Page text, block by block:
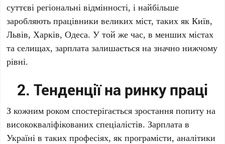
суттєві регіональні відмінності, і найбільше
заробляють працівники великих міст, таких як Київ,
Львів, Харків, Одеса. У той же час, в менших містах
та селищах, зарплата залишається на значно нижчому
рівні.
2. Тенденції на ринку праці
З кожним роком спостерігається зростання попиту на
висококваліфікованих спеціалістів. Зарплата в
Україні в таких професіях, як програмісти, аналітики